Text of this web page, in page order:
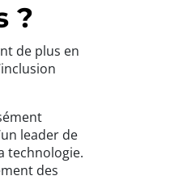
?
de plus en
leader de
technologie.
des